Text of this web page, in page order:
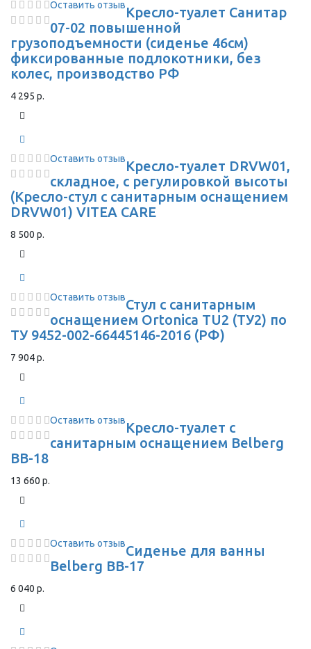
Оставить отзывКресло-туалет Санитар
07-02 повышенной
грузоподъемности (сиденье 46см)
фиксированные подлокотники, без
колес, производство РФ
4 295 р.
Оставить отзывКресло-туалет DRVW01,
складное, с регулировкой высоты
(Кресло-стул с санитарным оснащением
DRVW01) VITEA CARE
8 500 р.
Оставить отзывСтул с санитарным
оснащением Ortonica TU2 (ТУ2) по
ТУ 9452-002-66445146-2016 (РФ)
7 904 р.
Оставить отзывКресло-туалет с
санитарным оснащением Belberg
BB-18
13 660 р.
Оставить отзывСиденье для ванны
Belberg BB-17
6 040 р.